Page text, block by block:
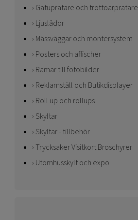
Gatupratare och trottoarpratare
Ljuslådor
Mässväggar och montersystem
Posters och affischer
Ramar till fotobilder
Reklamställ och Butikdisplayer
Roll up och rollups
Skyltar
Skyltar - tillbehör
Trycksaker Visitkort Broschyrer
Utomhusskylt och expo